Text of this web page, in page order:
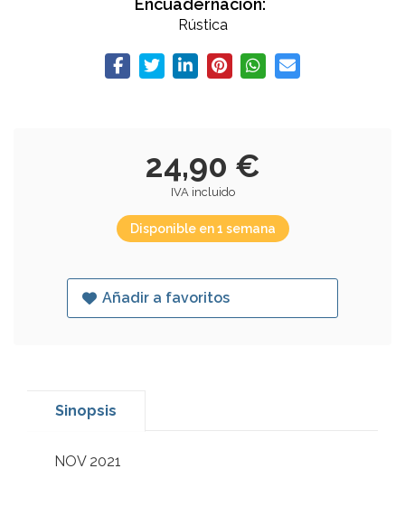
Encuadernación:
Rústica
24,90 €
IVA incluido
Disponible en 1 semana
Añadir a favoritos
Sinopsis
NOV 2021